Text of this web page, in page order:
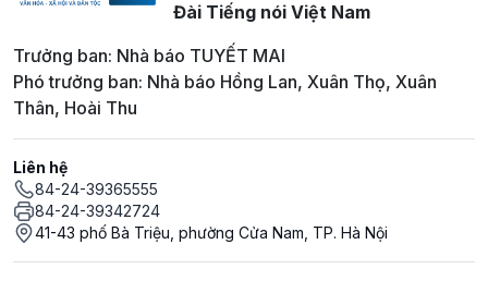
Đài Tiếng nói Việt Nam
Trưởng ban: Nhà báo TUYẾT MAI
Phó trưởng ban: Nhà báo Hồng Lan, Xuân Thọ, Xuân
Thân, Hoài Thu
Liên hệ
84-24-39365555
84-24-39342724
41-43 phố Bà Triệu, phường Cửa Nam, TP. Hà Nội